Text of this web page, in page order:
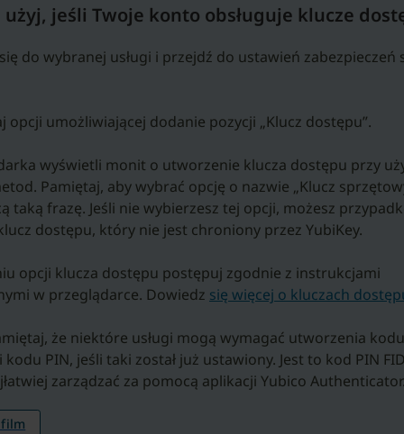
użyj, jeśli Twoje konto obsługuje klucze
do wybranej usługi i przejdź do ustawień zabezpieczeń
opcji umożliwiającej dodanie pozycji „Klucz dostępu”.
wyświetli monit o utworzenie klucza dostępu przy
Pamiętaj, aby wybrać opcję o nazwie „Klucz
taką frazę. Jeśli nie wybierzesz tej opcji, możesz
dostępu, który nie jest chroniony przez YubiKey.
opcji klucza dostępu postępuj zgodnie z instrukcjami
w przeglądarce. Dowiedz się więcej o kluczach
że niektóre usługi mogą wymagać utworzenia
PIN, jeśli taki został już ustawiony. Jest to kod PIN
zarządzać za pomocą aplikacji Yubico